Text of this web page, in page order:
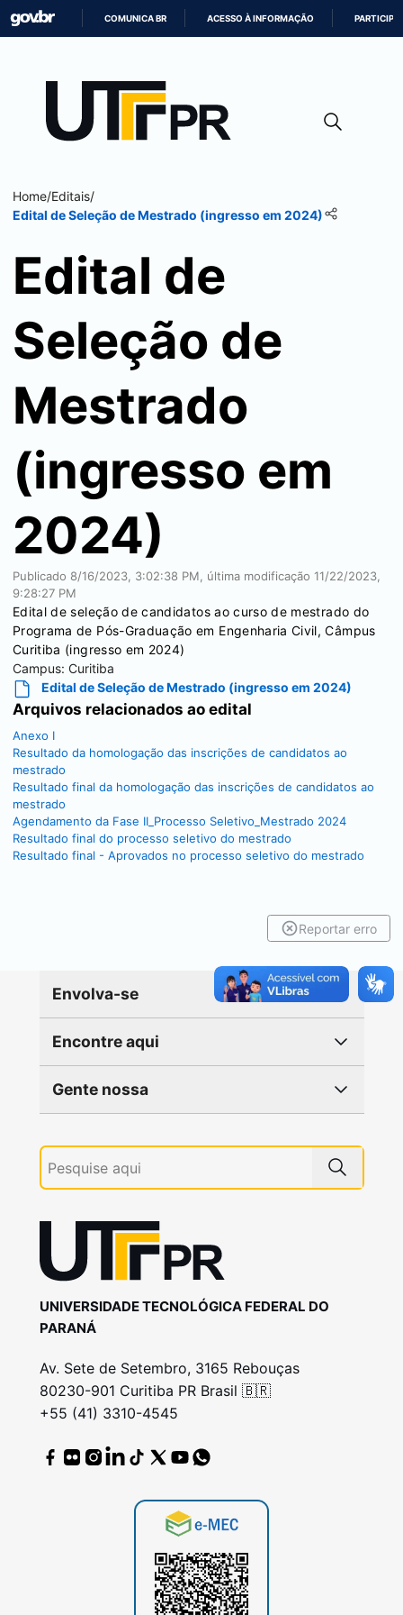
CONTEÚDO
COMUNICA BR ACESSO À INFORMAÇÃO PARTICIPE
Home/Editais/
Edital de Seleção de Mestrado (ingresso em 2024)
Edital de
Seleção de
Mestrado
(ingresso em
2024)
Publicado 8/16/2023, 3:02:38 PM , última modificação 11/22/2023,
9:28:27 PM
Edital de seleção de candidatos ao curso de mestrado do
Programa de Pós-Graduação em Engenharia Civil, Câmpus
Curitiba (ingresso em 2024)
Campus: Curitiba
Edital de Seleção de Mestrado (ingresso em 2024)
Arquivos relacionados ao edital
Anexo I
Resultado da homologação das inscrições de candidatos ao
mestrado
Resultado final da homologação das inscrições de candidatos ao
mestrado
Agendamento da Fase II_Processo Seletivo_Mestrado 2024
Resultado final do processo seletivo do mestrado
Resultado final - Aprovados no processo seletivo do mestrado
Reportar erro
Envolva-se
Encontre aqui
Gente nossa
UNIVERSIDADE TECNOLÓGICA FEDERAL DO
PARANÁ
Av. Sete de Setembro, 3165 Rebouças
80230-901 Curitiba PR Brasil 🇧🇷
+55 (41) 3310-4545